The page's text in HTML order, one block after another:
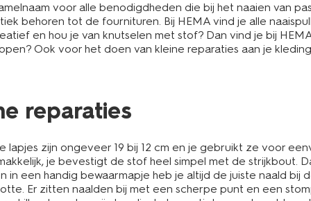
voor alle benodigdheden die bij het naaien van
behoren tot de fournituren. Bij HEMA vind je alle
en hou je van knutselen met stof? Dan vind je bij
Ook voor het doen van kleine reparaties aan je
reparaties
zijn ongeveer 19 bij 12 cm en je gebruikt ze voor
je bevestigt de stof heel simpel met de strijkbout.
een handig bewaarmapje heb je altijd de juiste naald bij
Er zitten naalden bij met een scherpe punt en een